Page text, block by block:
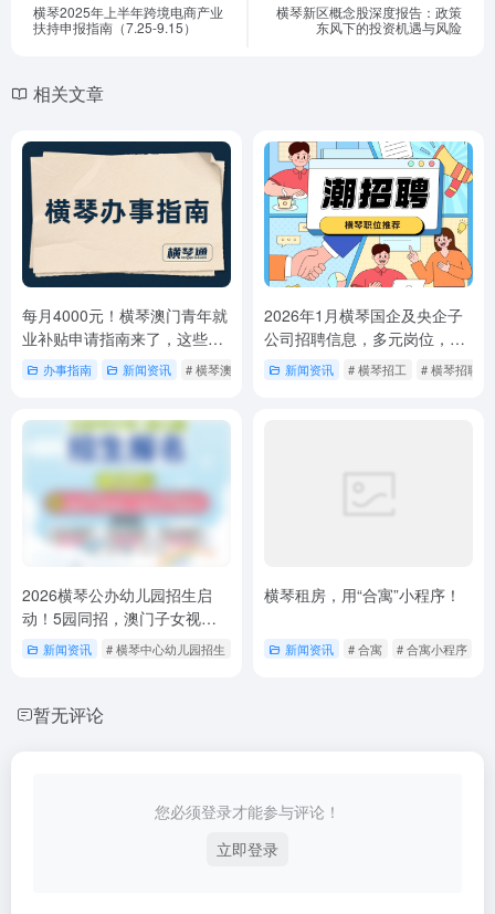
横琴2025年上半年跨境电商产业
扶持申报指南（7.25-9.15）
横琴新区概念股深度报告：政策
东风下的投资机遇与风险
相关文章
每月4000元！横琴澳门青年就
业补贴申请指南来了，这些常
见问题必看！
办事指南 新闻资讯 # 横琴澳门青年就业补贴
2026年1月横琴国企及央企子
公司招聘信息，多元岗位，含
实习机会
新闻资讯 # 横琴招工 # 横琴招聘
2026横琴公办幼儿园招生启
动！5园同招，澳门子女视同
户籍，这份报名攻略请收好
新闻资讯 # 横琴中心幼儿园招生 # 横琴海贝幼儿园招生 # 横琴颂琴幼儿园招生
横琴租房，用“合寓”小程序！
新闻资讯 # 合寓 # 合寓小程序
暂无评论
您必须登录才能参与评论！
立即登录